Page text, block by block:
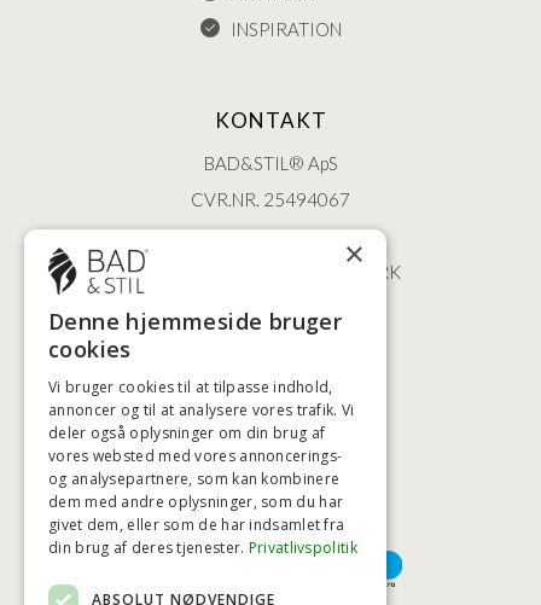
INSPIRATION
KONTAKT
BAD&STIL® ApS
CVR.NR. 25494067
ØSTERBROGADE 202
2100 KØBENHAVN • DANMARK
+45 3920 5084
HØJESTE KREDITVÆRDIGHED
BETALINGSMULIGHEDER
×
Denne hjemmeside bruger
cookies
Vi bruger cookies til at tilpasse indhold,
annoncer og til at analysere vores trafik. Vi
deler også oplysninger om din brug af
vores websted med vores annoncerings-
og analysepartnere, som kan kombinere
dem med andre oplysninger, som du har
givet dem, eller som de har indsamlet fra
din brug af deres tjenester. Privatlivspolitik
ABSOLUT NØDVENDIGE